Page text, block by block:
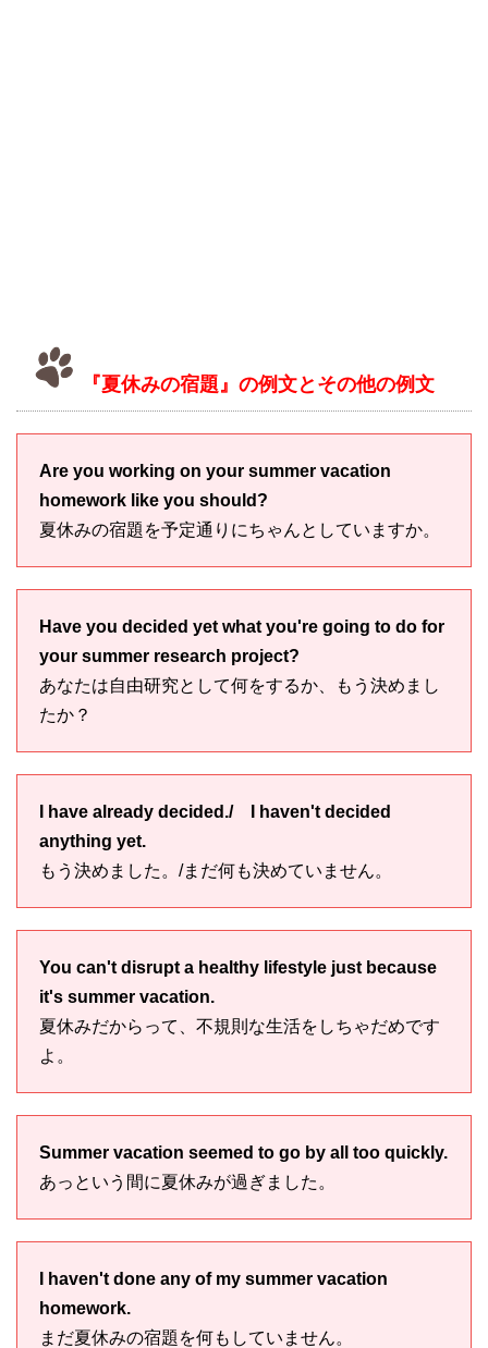
『夏休みの宿題』の例文とその他の例文
Are you working on your summer vacation
homework like you should?
夏休みの宿題を予定通りにちゃんとしていますか。
Have you decided yet what you're going to do for
your summer research project?
あなたは自由研究として何をするか、もう決めまし
たか？
I have already decided./ I haven't decided
anything yet.
もう決めました。/まだ何も決めていません。
You can't disrupt a healthy lifestyle just because
it's summer vacation.
夏休みだからって、不規則な生活をしちゃだめです
よ。
Summer vacation seemed to go by all too quickly.
あっという間に夏休みが過ぎました。
I haven't done any of my summer vacation
homework.
まだ夏休みの宿題を何もしていません。